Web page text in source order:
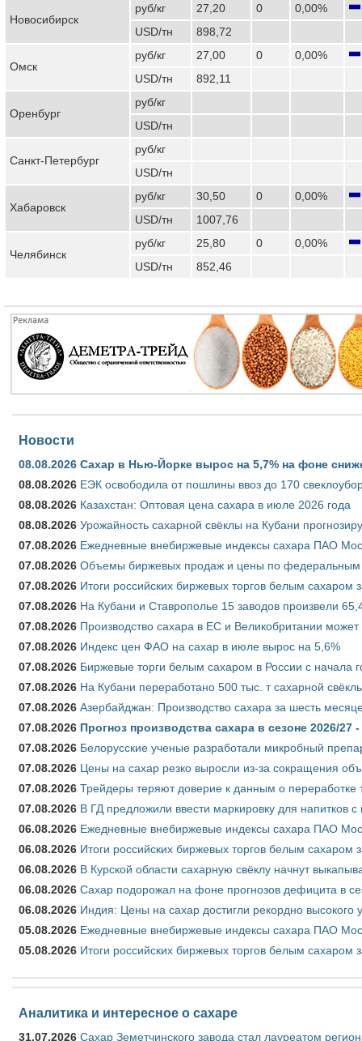
Новосибирск
руб/кг 27,20 0
0,00%
USD/тн
898,72
Омск
руб/кг 27,00 0
0,00%
USD/тн
892,11
Оренбург
руб/кг
USD/тн
Санкт-Петербург
руб/кг
USD/тн
Хабаровск
руб/кг 30,50 0
0,00%
USD/тн
1007,76
Челябинск
руб/кг 25,80 0
0,00%
USD/тн
852,46
Новости
08.08.2026 Сахар в Нью-Йорке вырос на 5,7% на фоне
08.08.2026 ЕЭК освободила от пошлины ввоз до 170
08.08.2026 Казахстан: Оптовая цена сахара в июле 2026 года
08.08.2026 Урожайность сахарной свёклы на Кубани
07.08.2026 Ежедневные внебиржевые индексы сахара ПАО
07.08.2026 Объемы биржевых продаж и цены по федеральным
07.08.2026 Итоги российских биржевых торгов белым сахаром
07.08.2026 На Кубани и Ставрополье 15 заводов произвели
07.08.2026 Производство сахара в ЕС и Великобритании
07.08.2026 Индекс цен ФАО на сахар в июле вырос на 5,6%
07.08.2026 Биржевые торги белым сахаром в России с начала
07.08.2026 На Кубани переработано 500 тыс. т сахарной
07.08.2026 Азербайджан: Производство сахара за шесть
07.08.2026 Прогноз производства сахара в сезоне 2026/
07.08.2026 Белорусские ученые разработали микробный
07.08.2026 Цены на сахар резко выросли из-за сокращения
07.08.2026 Трейдеры теряют доверие к данным о переработке
07.08.2026 В ГД предложили ввести маркировку для напитков
06.08.2026 Ежедневные внебиржевые индексы сахара ПАО
06.08.2026 Итоги российских биржевых торгов белым сахаром
06.08.2026 В Курской области сахарную свёклу начнут
06.08.2026 Сахар подорожал на фоне прогнозов дефицита в
06.08.2026 Индия: Цены на сахар достигли рекордно высокого
05.08.2026 Ежедневные внебиржевые индексы сахара ПАО
05.08.2026 Итоги российских биржевых торгов белым сахаром
Аналитика и интересное о сахаре
31.07.2026 Сахар Земетчинского завода стал лауреатом